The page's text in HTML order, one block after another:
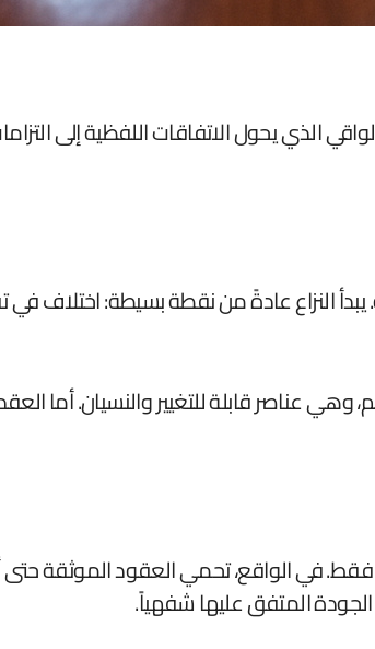
الذي يحول الاتفاقات اللفظية إلى
النزاع عادةً من نقطة بسيطة: اختلاف في
وهي عناصر قابلة للتغيير والنسيان.
في الواقع، تحمي العقود الموثقة حتى
المتفق عليها شفهياً.